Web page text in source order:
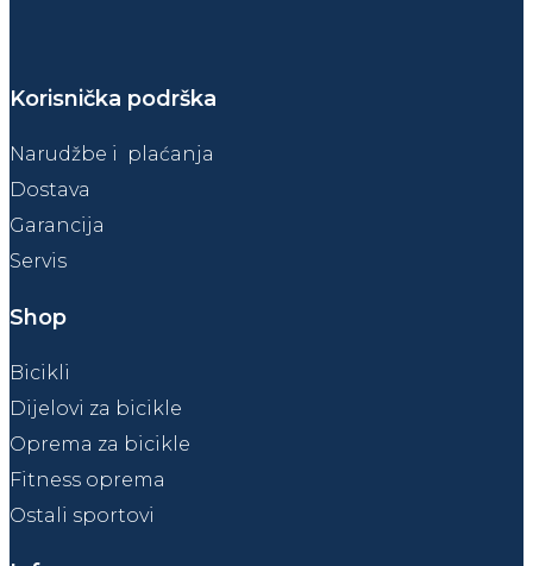
Korisnička podrška
Narudžbe i plaćanja
Dostava
Garancija
Servis
Shop
Bicikli
Dijelovi za bicikle
Oprema za bicikle
Fitness oprema
Ostali sportovi